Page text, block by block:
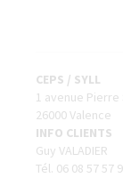
CEPS / SYLL
1 avenue
26000 Valence
INFO CLIENTS
Guy VALADIER
Tél. 06 08 57 57